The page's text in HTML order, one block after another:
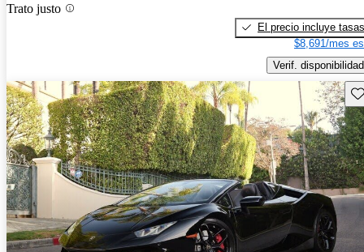
Trato justo
El precio incluye tasas
$8,691/mes
Verif. disponibilidad